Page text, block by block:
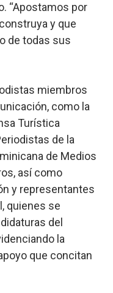
“Apostamos por
y que
de todas sus
miembros
como la
Turística
de la
de Medios
así como
y representantes
quienes se
del
la
que concitan